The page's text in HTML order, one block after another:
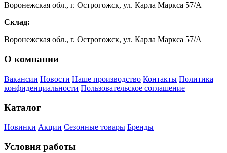
Воронежская обл., г. Острогожск, ул. Карла Маркса 57/А
Склад:
Воронежская обл., г. Острогожск, ул. Карла Маркса 57/А
О компании
Вакансии Новости Наше производство Контакты Политика
конфиденциальности Пользовательское соглашение
Каталог
Новинки Акции Сезонные товары Бренды
Условия работы